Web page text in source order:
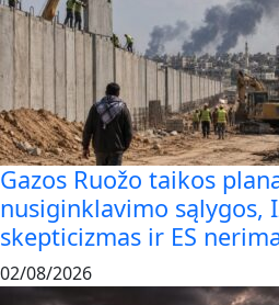
Gazos Ruožo taikos
nusiginklavimo sąlygos,
skepticizmas ir ES
02/08/2026